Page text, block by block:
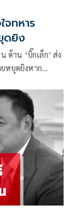
ทหาร
ดยิง
ด้าน ‘บิ๊กเล็ก’ ส่ง
หยุดยิงหาก